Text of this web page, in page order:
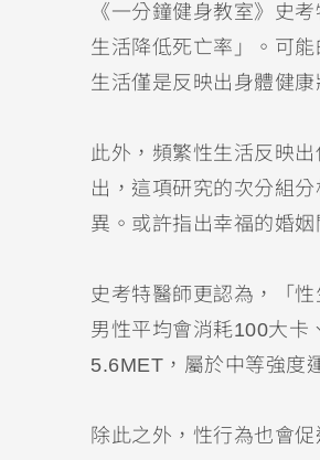
《一分鐘健身教室》史
生活降低死亡率」。可
生活僅是反映出身體健
此外，頻繁性生活反映
出，這項研究的次分組
異。或許指出幸福的婚
史考特醫師更認為，「
男性平均會消耗100大卡
5.6MET，屬於中等強度
除此之外，性行為也會